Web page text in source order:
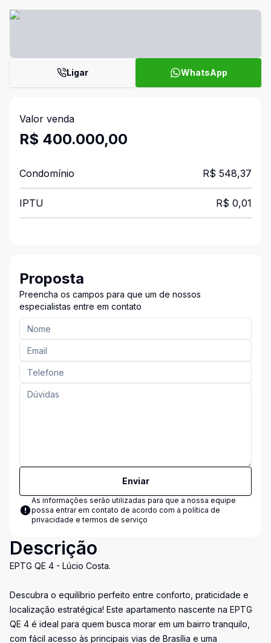
Ligar WhatsApp
Valor venda
R$ 400.000,00
Condomínio R$ 548,37
IPTU R$ 0,01
Proposta
Preencha os campos para que um de nossos
especialistas entre em contato
Enviar
As informações serão utilizadas para que a nossa equipe
possa entrar em contato de acordo com a política de
privacidade e termos de serviço
Descrição
EPTG QE 4 - Lúcio Costa.
Descubra o equilíbrio perfeito entre conforto, praticidade e
localização estratégica! Este apartamento nascente na EPTG
QE 4 é ideal para quem busca morar em um bairro tranquilo,
com fácil acesso às principais vias de Brasília e uma